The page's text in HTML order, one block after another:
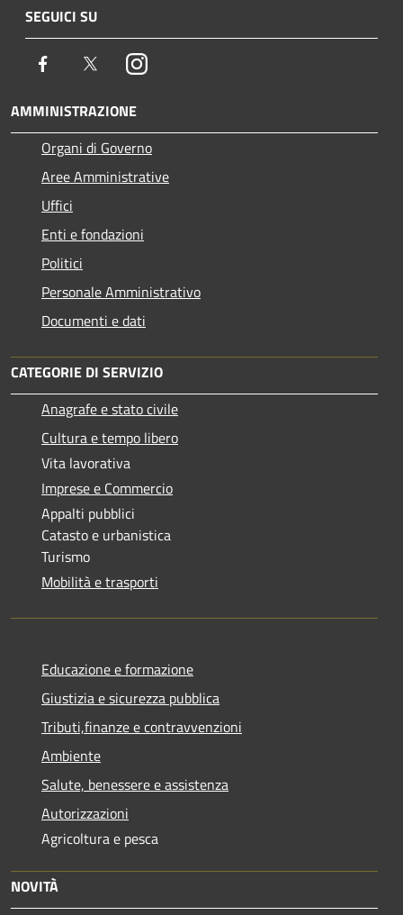
SEGUICI SU
Facebook TwitterInstagram
AMMINISTRAZIONE
Organi di Governo
Aree Amministrative
Uffici
Enti e fondazioni
Politici
Personale Amministrativo
Documenti e dati
CATEGORIE DI SERVIZIO
Anagrafe e stato civile
Cultura e tempo libero
Vita lavorativa
Imprese e Commercio
Appalti pubblici
Catasto e urbanistica
Turismo
Mobilità e trasporti
Educazione e formazione
Giustizia e sicurezza pubblica
Tributi,finanze e contravvenzioni
Ambiente
Salute, benessere e assistenza
Autorizzazioni
Agricoltura e pesca
NOVITÀ